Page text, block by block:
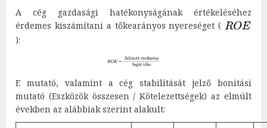
A cég gazdasági hatékonyságának értékeléséhez
érdemes kiszámítani a tőkearányos nyereséget (
):
E mutató, valamint a cég stabilitását jelző bonitási
mutató (Eszközök összesen / Kötelezettségek) az elmúlt
években az alábbiak szerint alakult: